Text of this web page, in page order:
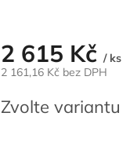
2 615 Kč / ks
2 161,16 Kč bez DPH
cena:
Zvolte variantu